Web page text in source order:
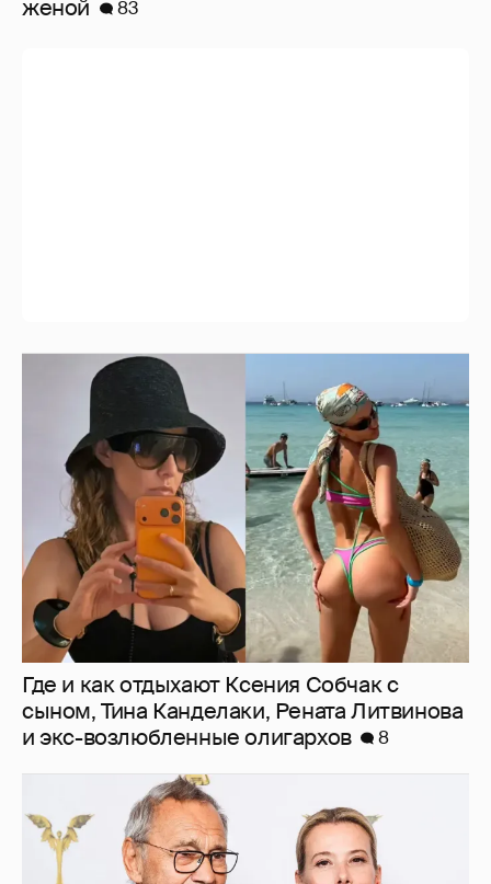
женой
83
Где и как отдыхают Ксения Собчак с
сыном, Тина Канделаки, Рената Литвинова
и экс-возлюбленные олигархов
8
В сети появилось архивное фото Андрея
Кончаловского и Юлии Высоцкой на